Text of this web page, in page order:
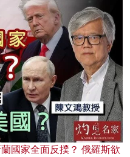
國家全面反撲？ 俄羅斯欲